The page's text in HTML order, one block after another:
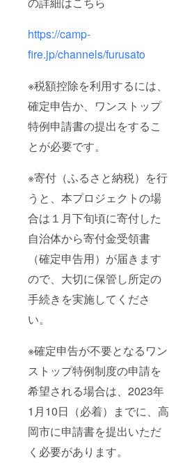
https://camp-
fire.jp/channels/furusato
※税額控除を利用するには、
確定申告か、ワンストップ
特例申請書の提出をするこ
とが必要です。
※寄付（ふるさと納税）を行
うと、本プロジェクトの場
合は１月下旬頃に寄付した
自治体から寄付金受領書
（確定申告用）が届きます
ので、大切に保管し所定の
手続きを実施してくださ
い。
※確定申告が不要となるワン
ストップ特例制度の申請を
希望される場合は、2023年
1月10日（必着）までに、高
岡市に申請書を提出いただ
く必要があります。